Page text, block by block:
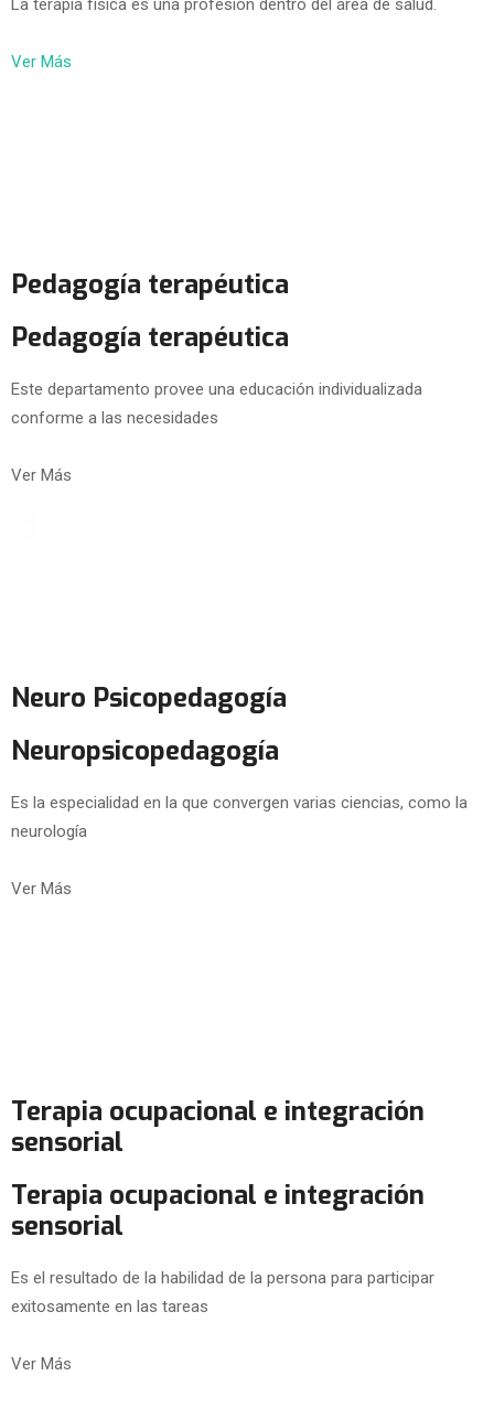
La terapia física es una profesión dentro del área de salud.
Ver Más
Pedagogía terapéutica
Pedagogía terapéutica
Este departamento provee una educación individualizada
conforme a las necesidades
Ver Más
Neuro Psicopedagogía
Neuropsicopedagogía
Es la especialidad en la que convergen varias ciencias, como la
neurología
Ver Más
Terapia ocupacional e integración
sensorial
Terapia ocupacional e integración
sensorial
Es el resultado de la habilidad de la persona para participar
exitosamente en las tareas
Ver Más